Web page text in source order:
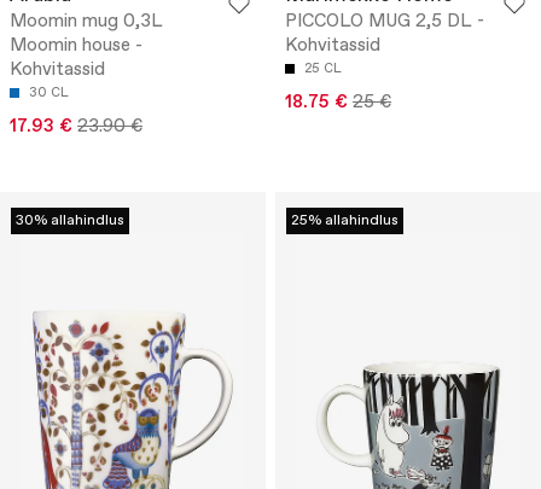
Moomin mug 0,3L
Moomin house -
Kohvitassid
30 CL
17.93 € 23.90 €
PICCOLO MUG 2,5 DL -
Kohvitassid
25 CL
18.75 € 25 €
30% allahindlus 25% allahindlus